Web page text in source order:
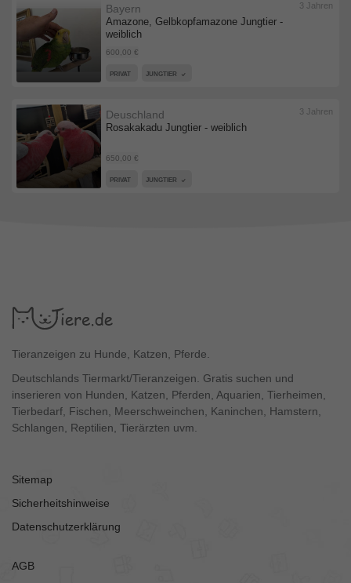
Amazone, Gelbkopfamazone Jungtier -
weiblich
Bayern
600,00 €
3 Jahren
PRIVAT JUNGTIER
Rosakakadu Jungtier - weiblich
Deuschland
650,00 €
3 Jahren
PRIVAT JUNGTIER
Tieranzeigen zu Hunde, Katzen, Pferde.
Deutschlands Tiermarkt/Tieranzeigen. Gratis suchen und
inserieren von Hunden, Katzen, Pferden, Aquarien, Tierheimen,
Tierbedarf, Fischen, Meerschweinchen, Kaninchen, Hamstern,
Schlangen, Reptilien, Tierärzten uvm.
Sitemap
Sicherheitshinweise
Datenschutzerklärung
AGB